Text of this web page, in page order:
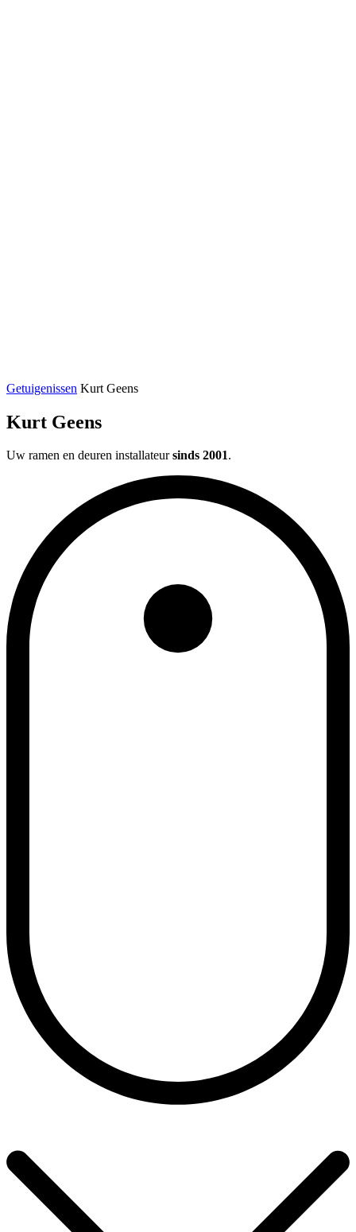
Getuigenissen Kurt Geens
Kurt Geens
Uw ramen en deuren installateursinds 2001.